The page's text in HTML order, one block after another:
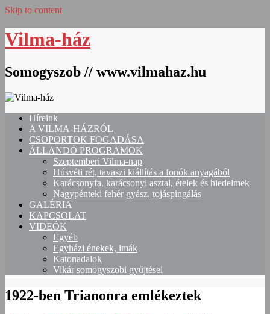
Skip to content
Vilma-ház
Somogyszob // www.vilmahaz.hu
Híreink
A VILMA-HÁZRÓL
CSOPORTOK FOGADÁSA
ÁLLANDÓ PROGRAMOK
Szeptemberi Vilma-nap
Húsvéti rét, tavaszi kiállítás a fonók anyagából
Karácsonyfa, karácsonyi asztal, ételek és hiedelmek
Nagypénteki fehér gyász, tojáspingálás
GALÉRIA
KAPCSOLAT
VIDEÓK
Egyéb
Egyházi énekek, imák
Katonadalok
Vikár somogyszobi gyűjtései
1922-ben Trianonra emlékeztek